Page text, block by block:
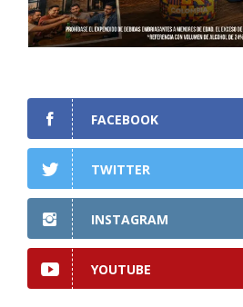
FACEBOOK
TWITTER
INSTAGRAM
YOUTUBE